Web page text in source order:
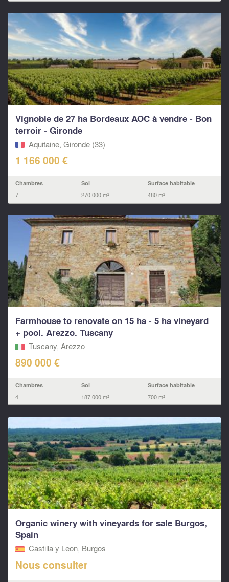
Vignoble de 27 ha Bordeaux AOC à vendre - Bon
terroir - Gironde
Aquitaine, Gironde (33)
1 166 000 €
Chambres
7
Sol
270 000 m²
Surface habitable
480 m²
Farmhouse to renovate on 15 ha - 5 ha vineyard
+ pool. Arezzo. Tuscany
Tuscany, Arezzo
890 000 €
Chambres
4
Sol
187 000 m²
Surface habitable
700 m²
Organic winery with vineyards for sale Burgos,
Spain
Castilla y Leon, Burgos
Nous consulter